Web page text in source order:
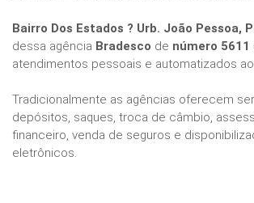
Bairro Dos Estados ? Urb. João Pessoa,
dessa agência Bradesco de número 5611
atendimentos pessoais e automatizados
Tradicionalmente as agências oferecem
depósitos, saques, troca de câmbio,
financeiro, venda de seguros e
eletrônicos.